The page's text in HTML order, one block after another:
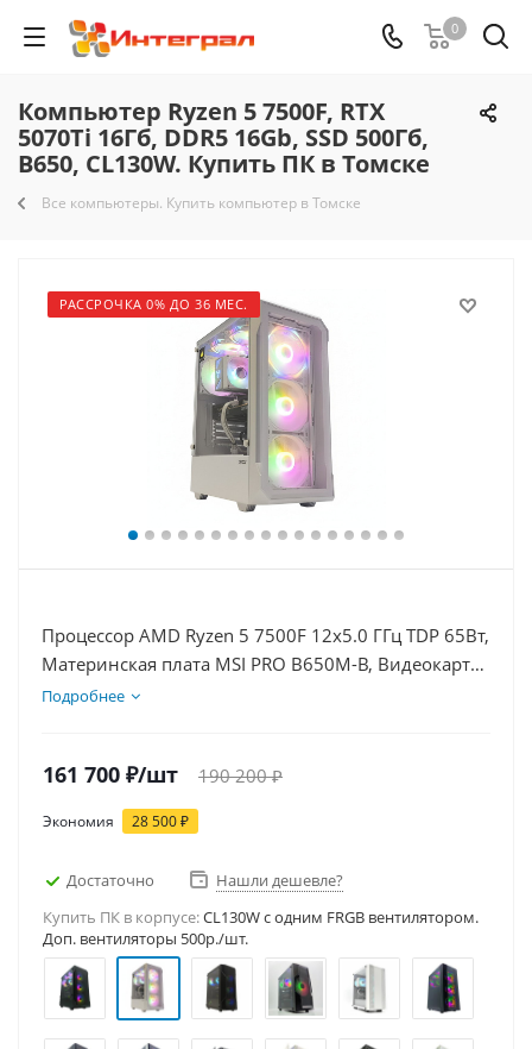
0
Компьютер Ryzen 5 7500F, RTX
5070Ti 16Гб, DDR5 16Gb, SSD 500Гб,
B650, CL130W. Купить ПК в Томске
Все компьютеры. Купить компьютер в Томске
РАССРОЧКА 0% ДО 36 МЕС.
Процессор AMD Ryzen 5 7500F 12x5.0 ГГц TDP 65Вт,
Материнская плата MSI PRO B650M-B, Видеокарта
RTX 5070Ti 16Гб, Память DDR5 16Gb, Диски
Подробнее
161 700 ₽/шт 190 200₽
Экономия 28 500₽
Достаточно
Нашли дешевле?
Купить ПК в корпусе:CL130W c одним FRGB вентилятором.
Доп. вентиляторы 500р./шт.